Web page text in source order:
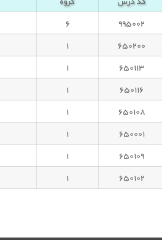
۹۹۵۰۰۲ ۶
۶۵۰۲۰۰ ۱
۶۵۰۱۱۳ ۱
۶۵۰۱۱۶ ۱
۶۵۰۱۰۸ ۱
۶۵۰۰۰۱ ۱
۶۵۰۱۰۹ ۱
۶۵۰۱۰۲ ۱